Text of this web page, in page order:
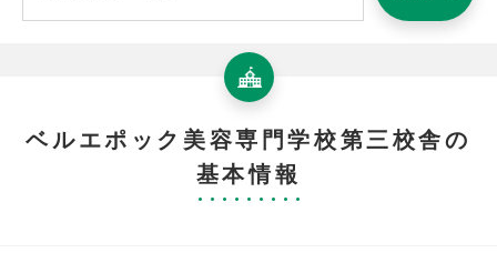
ベルエポック美容専門学校第三校舎の
基本情報